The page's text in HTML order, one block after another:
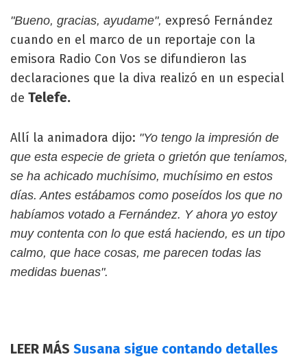
"Bueno, gracias, ayudame", expresó Fernández
cuando en el marco de un reportaje con la
emisora Radio Con Vos se difundieron las
declaraciones que la diva realizó en un especial
de Telefe.
Allí la animadora dijo: "Yo tengo la impresión de
que esta especie de grieta o grietón que teníamos,
se ha achicado muchísimo, muchísimo en estos
días. Antes estábamos como poseídos los que no
habíamos votado a Fernández. Y ahora yo estoy
muy contenta con lo que está haciendo, es un tipo
calmo, que hace cosas, me parecen todas las
medidas buenas".
LEER MÁS Susana sigue contando detalles